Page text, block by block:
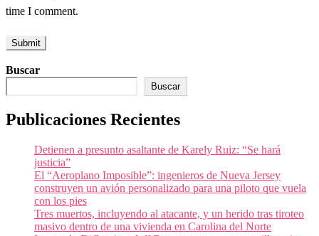
time I comment.
Buscar
Buscar
Publicaciones Recientes
Detienen a presunto asaltante de Karely Ruiz: “Se hará
justicia”
El “Aeroplano Imposible”: ingenieros de Nueva Jersey
construyen un avión personalizado para una piloto que vuela
con los pies
Tres muertos, incluyendo al atacante, y un herido tras tiroteo
masivo dentro de una vivienda en Carolina del Norte